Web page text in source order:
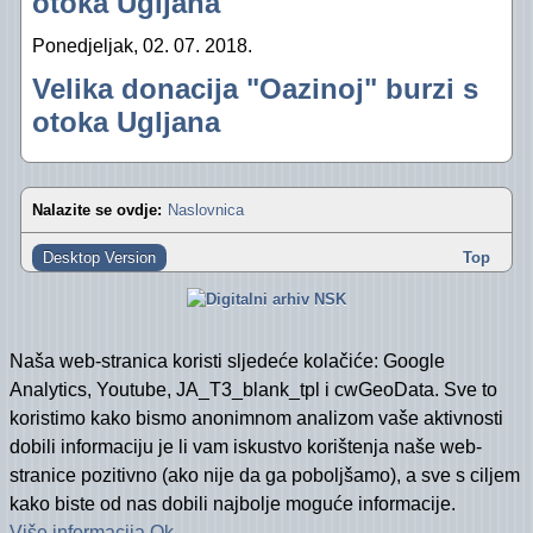
"Oazini" fotoalbumi na Facebooku (2012)
"Oazini" fotoalbumi na Facebooku (2011)
Audio- i videozapisi na YouTubeu
Izvještaj za 2016. godinu
Izvještaj za 2015. godinu
Izvještaj za 2014. godinu
Izvještaj za 2013. godinu
Izvještaj za 2012. godinu
Izvještaj za 2011. godinu
Izvještaj za 2009. godinu
Izvještaj za 2008. godinu
Izvještaj za 2007. godinu
Financijski plan i Program rada Oaze za
Ponedjeljak, 02. 07. 2018.
Velika donacija "Oazinoj" burzi s
otoka Ugljana
Nalazite se ovdje: Naslovnica
Desktop Version Top
Naša web-stranica koristi sljedeće kolačiće: Google
Analytics, Youtube, JA_T3_blank_tpl i cwGeoData. Sve to
koristimo kako bismo anonimnom analizom vaše aktivnosti
dobili informaciju je li vam iskustvo korištenja naše web-
stranice pozitivno (ako nije da ga poboljšamo), a sve s ciljem
kako biste od nas dobili najbolje moguće informacije.